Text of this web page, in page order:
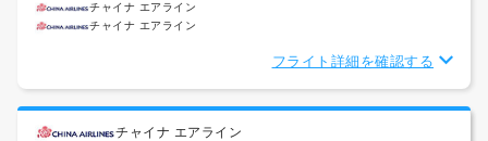
チャイナ エアライン
チャイナ エアライン
フライト詳細を確認する
チャイナ エアライン